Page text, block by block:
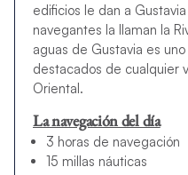
edificios le dan a
navegantes la llaman la
aguas de Gustavia es
destacados de cualquier
Oriental.
La navegación del día
3 horas de navegación
15 millas náuticas